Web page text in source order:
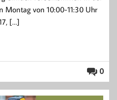
Montag von 10:00-11:30 Uhr
[…]
0